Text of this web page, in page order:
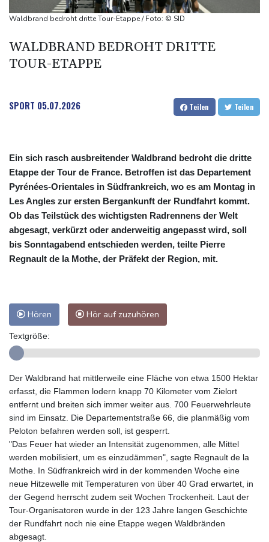
Umfrage: Mehrheit der Deutschen gegen Abschaffung der
Klingbeil plant höhere Besteuerung bestimmter Vereine
Bericht: Dobrindt verdoppelt Anti-Drohnen-Einheiten der
Netanjahu lehnt von Trump unterstützten 15-Punkte-Plan für
Waldbrand bedroht dritte Tour-Etappe / Foto: © SID
WALDBRAND BEDROHT DRITTE
TOUR-ETAPPE
SPORT 05.07.2026 Teilen Teilen
Ein sich rasch ausbreitender Waldbrand bedroht die dritte
Etappe der Tour de France. Betroffen ist das Departement
Pyrénées-Orientales in Südfrankreich, wo es am Montag in
Les Angles zur ersten Bergankunft der Rundfahrt kommt.
Ob das Teilstück des wichtigsten Radrennens der Welt
abgesagt, verkürzt oder anderweitig angepasst wird, soll
bis Sonntagabend entschieden werden, teilte Pierre
Regnault de la Mothe, der Präfekt der Region, mit.
Hören Hör auf zuzuhören
Textgröße:
Der Waldbrand hat mittlerweile eine Fläche von etwa 1500 Hektar
erfasst, die Flammen lodern knapp 70 Kilometer vom Zielort
entfernt und breiten sich immer weiter aus. 700 Feuerwehrleute
sind im Einsatz. Die Departementstraße 66, die planmäßig vom
Peloton befahren werden soll, ist gesperrt.
"Das Feuer hat wieder an Intensität zugenommen, alle Mittel
werden mobilisiert, um es einzudämmen", sagte Regnault de la
Mothe. In Südfrankreich wird in der kommenden Woche eine
neue Hitzewelle mit Temperaturen von über 40 Grad erwartet, in
der Gegend herrscht zudem seit Wochen Trockenheit. Laut der
Tour-Organisatoren wurde in der 123 Jahre langen Geschichte
der Rundfahrt noch nie eine Etappe wegen Waldbränden
abgesagt.